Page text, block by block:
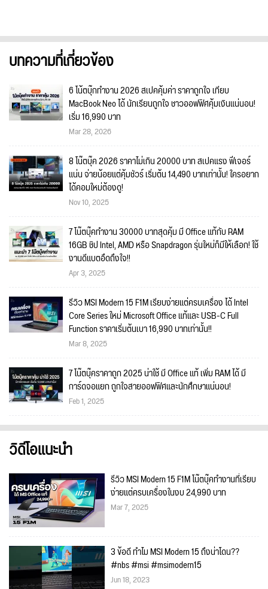
บทความที่เกี่ยวข้อง
6 โน้ตบุ๊กทำงาน 2026 สเปคคุ้มค่า ราคาถูกใจ เทียบ
MacBook Neo ได้ นักเรียนถูกใจ ชาวออฟฟิศคุ้มเงินแน่นอน!
เริ่ม 16,990 บาท
Mar 28, 2026
8 โน๊ตบุ๊ค 2026 ราคาไม่เกิน 20000 บาท สเปคแรง ฟีเจอร์
แน่น จ่ายน้อยแต่คุ้มชัวร์ เริ่มต้น 14,490 บาทเท่านั้น! ใครอยาก
ได้คอมใหม่ต้องดู!
Nov 10, 2025
7 โน๊ตบุ๊คทำงาน 30000 บาทสุดคุ้ม มี Office แท้กับ RAM
16GB ชิป Intel, AMD หรือ Snapdragon รุ่นใหม่ก็มีให้เลือก! ใช้
งานดีแบตอึดถึงใจ!!
Apr 3, 2025
รีวิว MSI Modern 15 F1M เรียบง่ายแต่ครบเครื่อง ได้ Intel
Core Series ใหม่ Microsoft Office แท้และ USB-C Full
Function ราคาเริ่มต้นเบา 16,990 บาทเท่านั้น!!
Mar 8, 2025
7 โน๊ตบุ๊คราคาถูก 2025 น่าใช้ มี Office แท้ เพิ่ม RAM ได้ มี
การ์ดจอแยก ถูกใจสายออฟฟิศและนักศึกษาแน่นอน!
Feb 1, 2025
วิดีโอแนะนำ
รีวิว MSI Modern 15 F1M โน๊ตบุ๊คทำงานที่เรียบ
ง่ายแต่ครบเครื่องในงบ 24,990 บาท
Mar 7, 2025
3 ข้อดี ทำไม MSI Modern 15 ถึงน่าโดน??
#nbs #msi #msimodern15
Jun 18, 2023